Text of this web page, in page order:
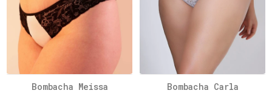
Bombacha Meissa Bombacha Carla